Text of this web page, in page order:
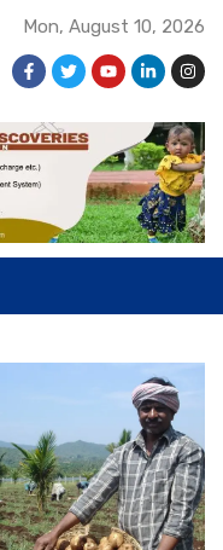
Mon, August 10, 2026